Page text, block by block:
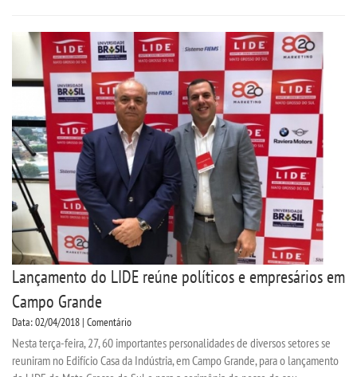
Lançamento do LIDE reúne políticos e empresários em
Campo Grande
Data: 02/04/2018 | Comentário
Nesta terça-feira, 27, 60 importantes personalidades de diversos setores se
reuniram no Edifício Casa da Indústria, em Campo Grande, para o lançamento